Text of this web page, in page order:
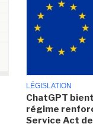
LÉGISLATION
ChatGPT
régime
Service Act